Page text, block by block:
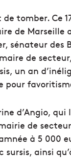
tomber. Ce
de Marseille
sénateur des
de
un an
pour
d’Angio,
de
à 5 000
sursis, ainsi